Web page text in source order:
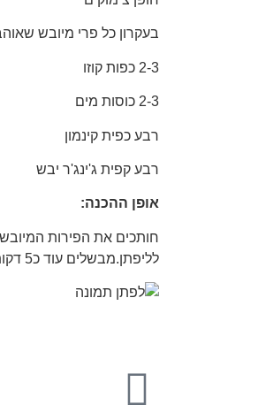
בעקרון כל פרי מיובש
2-3 כפות קוזו
2-3 כוסות מים
רבע כפית קינמון
רבע קפית ג'ינג'ר יבש
אופן ההכנה:
חותכים את הפירות
לליפתן.מבשלים עוד כ5 דקות עם קוזו .